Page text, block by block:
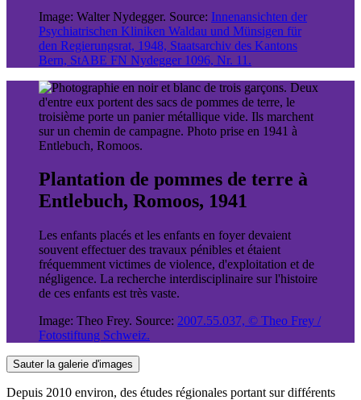
Image: Walter Nydegger. Source: Innenansichten der
Psychiatrischen Kliniken Waldau und Münsigen für
den Regierungsrat, 1948, Staatsarchiv des Kantons
Bern, StABE FN Nydegger 1096, Nr. 11.
Plantation de pommes de terre à
Entlebuch, Romoos, 1941
Les enfants placés et les enfants en foyer devaient
souvent effectuer des travaux pénibles et étaient
fréquemment victimes de violence, d'exploitation et de
négligence. La recherche interdisciplinaire sur l'histoire
de ces enfants est très vaste.
Image: Theo Frey. Source: 2007.55.037, © Theo Frey /
Fotostiftung Schweiz.
Sauter la galerie d'images
Depuis 2010 environ, des études régionales portant sur différents